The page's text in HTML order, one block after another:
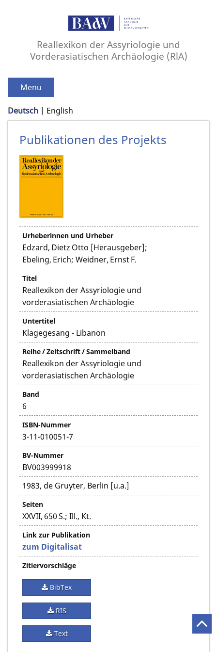
Reallexikon der Assyriologie und
Vorderasiatischen Archäologie (RlA)
Menu
Deutsch English
Publikationen des Projekts
Urheberinnen und Urheber
Edzard, Dietz Otto [Herausgeber];
Ebeling, Erich; Weidner, Ernst F.
Titel
Reallexikon der Assyriologie und
vorderasiatischen Archäologie
Untertitel
Klagegesang - Libanon
Reihe / Zeitschrift / Sammelband
Reallexikon der Assyriologie und
vorderasiatischen Archäologie
Band
6
ISBN-Nummer
3-11-010051-7
BV-Nummer
BV003999918
1983, de Gruyter, Berlin [u.a.]
Seiten
XXVII, 650 S.; Ill., Kt.
Link zur Publikation
zum Digitalisat
Zitiervorschläge
BibTex
RIS
Text